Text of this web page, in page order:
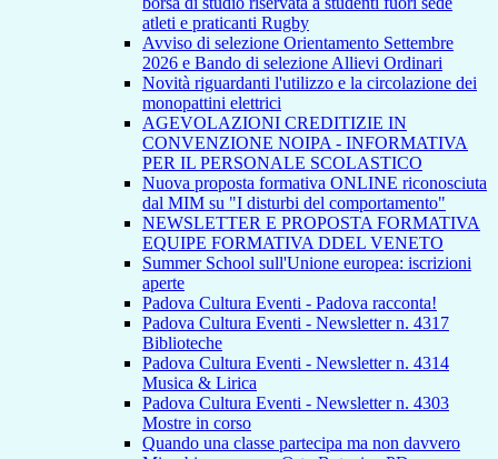
atleti e praticanti Rugby
Avviso di selezione Orientamento Settembre
2026 e Bando di selezione Allievi Ordinari
Novità riguardanti l'utilizzo e la circolazione dei
monopattini elettrici
AGEVOLAZIONI CREDITIZIE IN
CONVENZIONE NOIPA - INFORMATIVA
PER IL PERSONALE SCOLASTICO
Nuova proposta formativa ONLINE riconosciuta
dal MIM su "I disturbi del comportamento"
NEWSLETTER E PROPOSTA FORMATIVA
EQUIPE FORMATIVA DDEL VENETO
Summer School sull'Unione europea: iscrizioni
aperte
Padova Cultura Eventi - Padova racconta!
Padova Cultura Eventi - Newsletter n. 4317
Biblioteche
Padova Cultura Eventi - Newsletter n. 4314
Musica & Lirica
Padova Cultura Eventi - Newsletter n. 4303
Mostre in corso
Quando una classe partecipa ma non davvero